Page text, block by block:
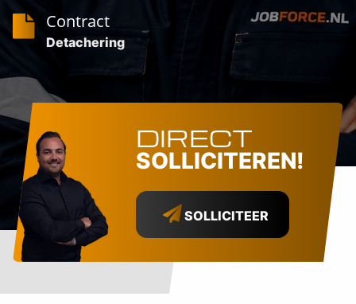
Contract
Detachering
DIRECT
SOLLICITEREN!
SOLLICITEER